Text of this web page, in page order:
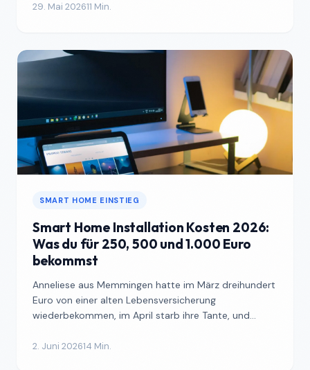
29. Mai 202611 Min.
SMART HOME EINSTIEG
Smart Home Installation Kosten 2026:
Was du für 250, 500 und 1.000 Euro
bekommst
Anneliese aus Memmingen hatte im März dreihundert
Euro von einer alten Lebensversicherung
wiederbekommen, im April starb ihre Tante, und
2. Juni 202614 Min.